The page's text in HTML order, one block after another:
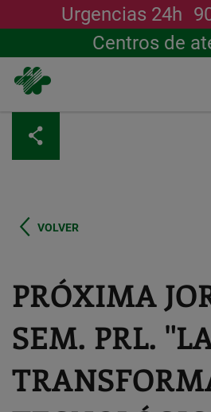
contenido
principal
Urgencias 24h
Centros de
VOLVER
PRÓXIMA
SEM. PRL.